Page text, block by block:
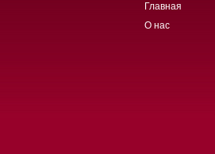
Главная
О нас